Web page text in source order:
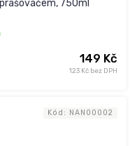
750ml
123 Kč bez DPH
149 Kč
Kód: NAN00002